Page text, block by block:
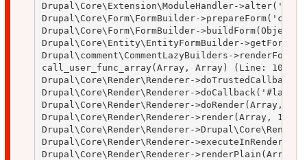
Drupal\Core\Extension\ModuleHandler-
Drupal\Core\Form\FormBuilder-
Drupal\Core\Form\FormBuilder-
Drupal\Core\Entity\EntityFormBuilder-
Drupal\comment\CommentLazyBuilders-
call_user_func_array(Array, Array) (Line: 101)
Drupal\Core\Render\Renderer-
Drupal\Core\Render\Renderer-
Drupal\Core\Render\Renderer->doRender(Array,
Drupal\Core\Render\Renderer->render(Array, 1)
Drupal\Core\Render\Renderer-
Drupal\Core\Render\Renderer-
Drupal\Core\Render\Renderer-